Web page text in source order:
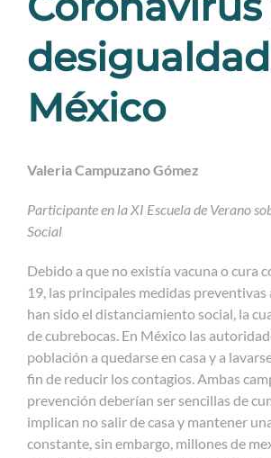
México
Valeria Campuzano Gómez
Participante en la XI Escuela de Verano
Social
Debido a que no existía vacuna o cura
19, las principales medidas
han sido el distanciamiento social, la
de cubrebocas. En México las
población a quedarse en casa y a
fin de reducir los contagios. Ambas
prevención deberían ser sencillas de
implican no salir de casa y mantener
constante, sin embargo, millones de